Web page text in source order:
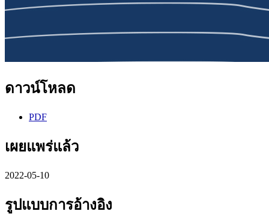
ดาวน์โหลด
PDF
เผยแพร่แล้ว
2022-05-10
รูปแบบการอ้างอิง